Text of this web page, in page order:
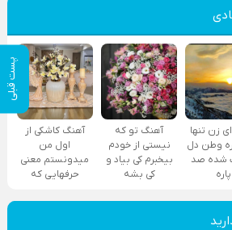
پست قبلی
زن تنها
وطن دل
شده صد
پاره
آهنگ تو که
نیستی از خودم
بیخبرم کی بیاد و
کی بشه
آهنگ کاشکی از
اول من
میدونستم معنی
حرفهایی که